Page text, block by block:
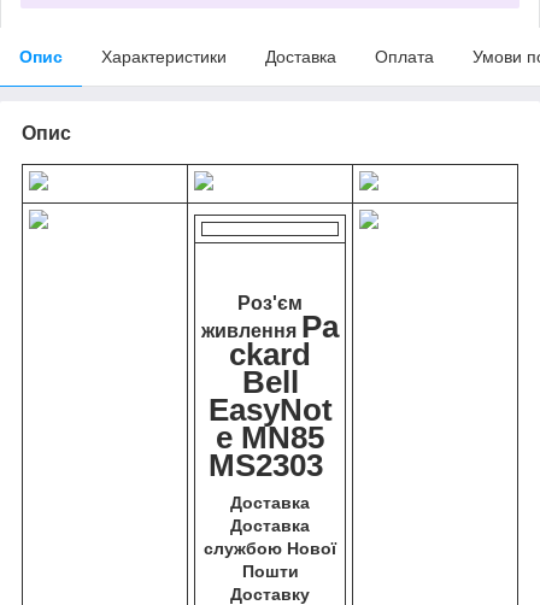
Опис Характеристики Доставка Оплата Умови
Опис
Роз'єм
живлення Pa
ckard
Bell
EasyNot
e MN85
MS2303
Доставка
Доставка
службою Нової
Пошти
Доставку